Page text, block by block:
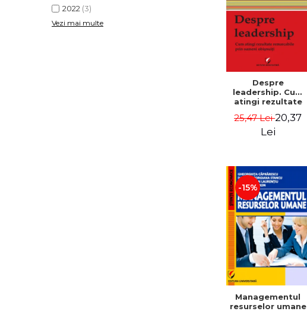
2022 (3)
Vezi mai multe
Despre
leadership. Cum
atingi rezultate
oameni obisnuiti
25,47 Lei20,37
Lei
-15%
Managementul
resurselor umane